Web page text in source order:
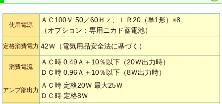
使用電源
ＡＣ100Ｖ 50／60Ｈｚ、ＬＲ20（単1形）×8
（オプション：専用ニカド蓄電池）
定格消費電力 42Ｗ（電気用品安全法に基づく）
消費電流
ＡＣ時 0.49Ａ＋10％以下（20Ｗ出力時）
ＤＣ時 0.96Ａ＋10％以下（8Ｗ出力時）
アンプ部出力
ＡＣ時 定格20Ｗ 最大25Ｗ
ＤＣ時 定格8Ｗ